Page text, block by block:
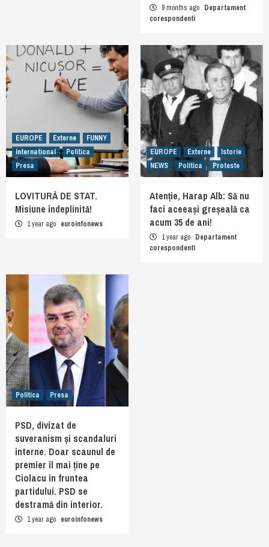
9 months ago Departament
corespondenti
EUROPE Externe
FUNNY
International
Politica
Presa
LOVITURĂ DE STAT.
Misiune îndeplinită!
1 year ago euroinfonews
EUROPE Externe
Istorie
NEWS
Politica Proteste
Atenție, Harap Alb: Să nu
faci aceeași greșeală ca
acum 35 de ani!
1 year ago Departament
corespondenti
Politica Presa
PSD, divizat de
suveranism și scandaluri
interne. Doar scaunul de
premier îl mai ține pe
Ciolacu în fruntea
partidului. PSD se
destramă din interior.
1 year ago euroinfonews